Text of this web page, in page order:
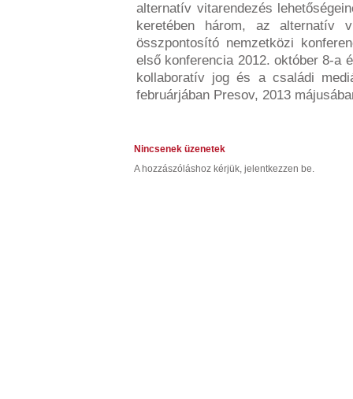
alternatív vitarendezés
keretében három, az alternatív
összpontosító nemzetközi
első konferencia 2012. október 8-a
kollaboratív jog és a családi
februárjában Presov, 2013
Nincsenek üzenetek
A hozzászóláshoz kérjük, jelentkezzen be.